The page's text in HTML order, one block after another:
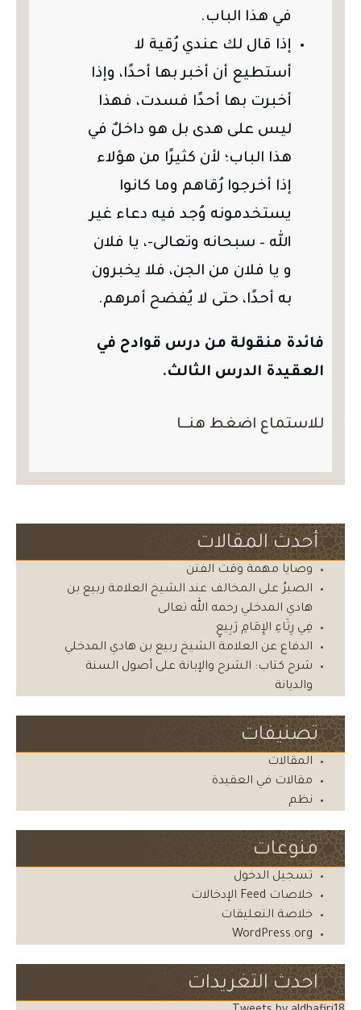
في هذا الباب.
إذا قال لك عندي رُقية لا
أستطيع أن أخبر بها أحدًا، وإذا
أخبرت بها أحدًا فسدت، فهذا
ليس على هدى بل هو داخلٌ في
هذا الباب؛ لأن كثيرًا من هؤلاء
إذا أخرجوا رُقاهم وما كانوا
يستخدمونه وُجد فيه دعاء غير
الله – سبحانه وتعالى-، يا فلان
و يا فلان من الجن، فلا يخبرون
به أحدًا، حتى لا يُفضح أمرهم.
فائدة منقولة من درس قوادح في
العقيدة الدرس الثالث.
للاستماع اضغط هنــا
أحدث المقالات
وصايا مهمة وقت الفتن
الصبرُ على المخالف عند الشيخ العلامة ربيع بن
هادي المدخلي رحمه الله تعالى
فِي رِثَاءِ الإِمَامِ رَبِيعٍ
الدفاع عن العلامة الشيخ ربيع بن هادي المدخلي
شرح كتاب: الشرح والإبانة على أصول السنة
والديانة
تصنيفات
المقالات
مقالات في العقيدة
نظم
منوعات
تسجيل الدخول
خلاصات Feed الإدخالات
خلاصة التعليقات
WordPress.org
احدث التغريدات